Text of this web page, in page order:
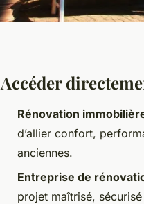
Accéder
Rénovation
d’allier confort,
anciennes.
Entreprise de
projet maîtrisé,